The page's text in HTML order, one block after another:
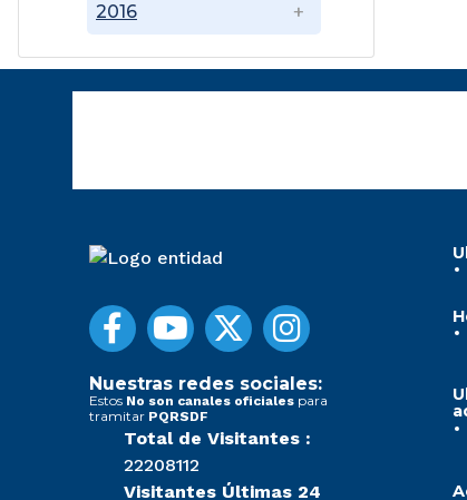
2016
Nuestras redes sociales:
Estos No son canales oficiales para
tramitar PQRSDF
Total de Visitantes :
22208112
Visitantes Últimas 24